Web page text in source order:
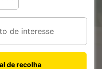
de recolha